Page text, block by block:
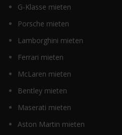
G-Klasse mieten
Porsche mieten
Lamborghini mieten
Ferrari mieten
McLaren mieten
Bentley mieten
Maserati mieten
Aston Martin mieten